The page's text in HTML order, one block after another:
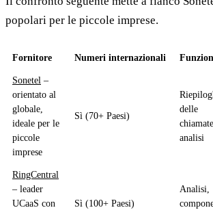
popolari per le piccole imprese.
Fornitore Numeri internazionali
Sonetel –
orientato al
globale,
ideale per le
piccole
imprese
Sì (70+ Paesi)
delle
analisi
RingCentral
– leader
UCaaS con
Sì (100+ Paesi)
Analisi,